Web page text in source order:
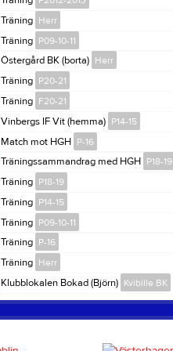
Träning Herr
Träning P09-10-11
Östergård BK (borta) Herr
Träning P20-21
Träning F20-21
Vinbergs IF Vit (hemma) P14-15
Match mot HGH P-16
Träningssammandrag med HGH P18-19
Träning P18-19
Träning P14-15
Träning P09-10-11
Träning P-16
Träning Herr
Klubblokalen Bokad (Björn) Kvibille BK